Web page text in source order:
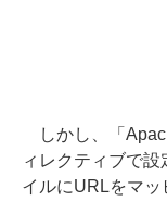
しかし、「
ィレクティブで
イルにURLをマ